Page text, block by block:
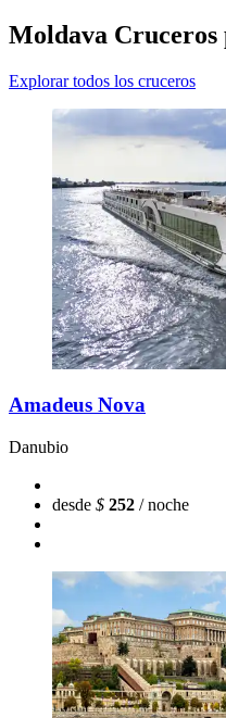
Moldava Cruceros
Explorar todos los cruceros
Amadeus Nova
Danubio
desde $ 252 / noche